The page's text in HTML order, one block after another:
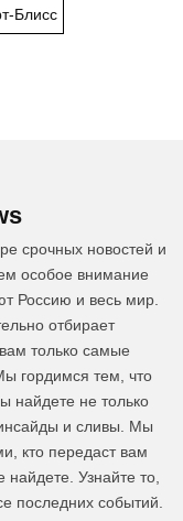
Блисс
срочных новостей и
особое внимание
Россию и весь мир.
отбирает
только самые
гордимся тем, что
найдете не только
и сливы. Мы
кто передаст вам
Узнайте то,
последних событий.